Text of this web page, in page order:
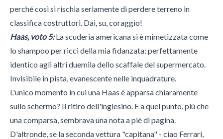
perché così si rischia seriamente di perdere terreno in
classifica costruttori. Dai, su, coraggio!
Haas, voto 5:La scuderia americana si è mimetizzata come
lo shampoo per ricci della mia fidanzata: perfettamente
identico agli altri duemila dello scaffale del supermercato.
Invisibile in pista, evanescente nelle inquadrature.
L'unico momento in cui una Haas è apparsa chiaramente
sullo schermo? Il ritiro dell'inglesino. E a quel punto, più che
una comparsa, sembrava una nota a piè di pagina.
D'altronde, se la seconda vettura "capitana" - ciao Ferrari,